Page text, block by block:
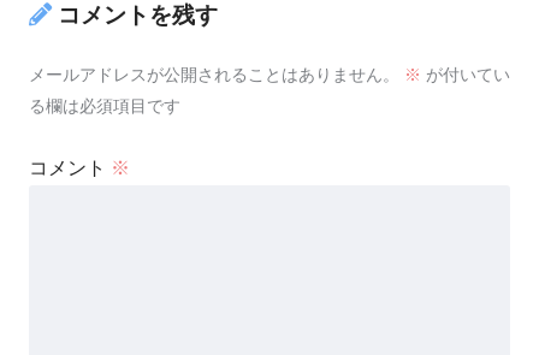
コメントを残す
メールアドレスが公開されることはありません。 ※ が付いてい
る欄は必須項目です
コメント ※